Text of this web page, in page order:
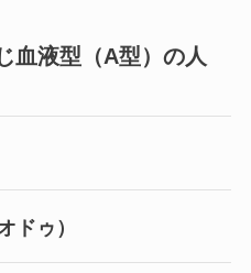
血液型（A型）の人
ドゥ）